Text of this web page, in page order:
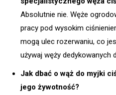
Absolutnie nie. Węże
pracy pod wysokim
mogą ulec rozerwaniu, co
używaj węży dedykowanych
Jak dbać o wąż do myjki
jego żywotność?